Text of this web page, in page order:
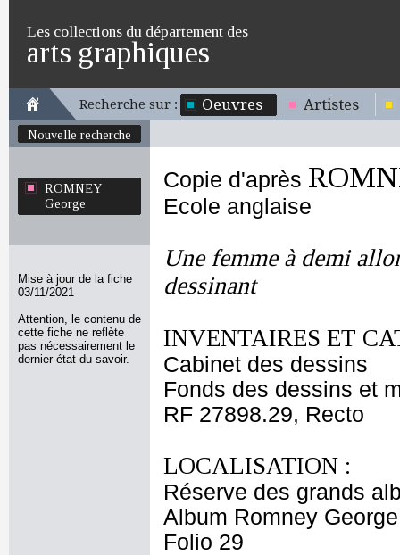
Les collections du département des
arts graphiques
Recherche sur : Oeuvres Artistes
Nouvelle recherche
ROMNEY
George
Mise à jour de la fiche
03/11/2021
Attention, le contenu de
cette fiche ne reflète
pas nécessairement le
dernier état du savoir.
Copie d'après
Ecole anglaise
Une femme à demi
dessinant
INVENTAIRES ET
Cabinet des dessins
Fonds des dessins et
RF 27898.29, Recto
LOCALISATION :
Réserve des grands
Album Romney
Folio 29